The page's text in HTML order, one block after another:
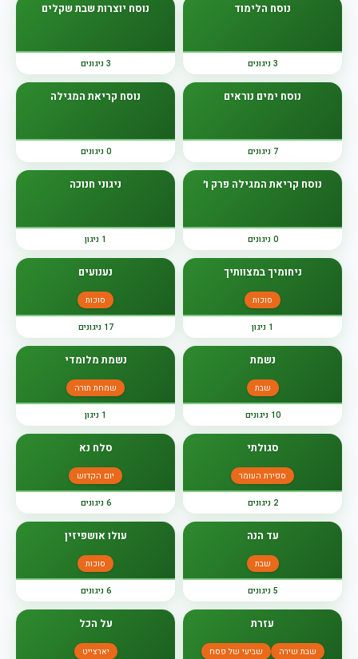
נוסח הלימוד
3 ניגונים
נוסח יוצרות שבת שקלים
3 ניגונים
נוסח ימים נוראים
7 ניגונים
נוסח קריאת המגילה
0 ניגונים
נוסח קריאת המגילה פרק ו׳
0 ניגונים
ניגוני חנוכה
1 ניגון
ניחומיך במצוותיך
סוכות
1 ניגון
נענועים
סוכות
17 ניגונים
נשמת
שבת
10 ניגונים
נשמת מלומדי
שמחת תורה
1 ניגון
סגולתי
ספירת העומר
2 ניגונים
סלח נא
יום הקדוש
6 ניגונים
עד הנה
שבת
5 ניגונים
עולו אושפיזין
סוכות
6 ניגונים
עזרת
שבת שירה שביעי של פסח
על הכל
יארצייט